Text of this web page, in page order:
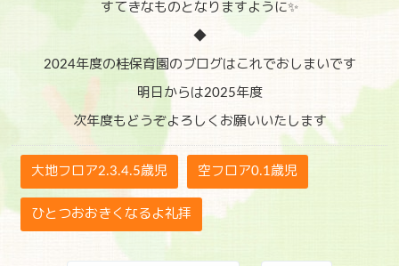
すてきなものとなりますように✨
◆
2024年度の桂保育園のブログはこれでおしまいです
明日からは2025年度
次年度もどうぞよろしくお願いいたします
大地フロア2.3.4.5歳児 空フロア0.1歳児
ひとつおおきくなるよ礼拝